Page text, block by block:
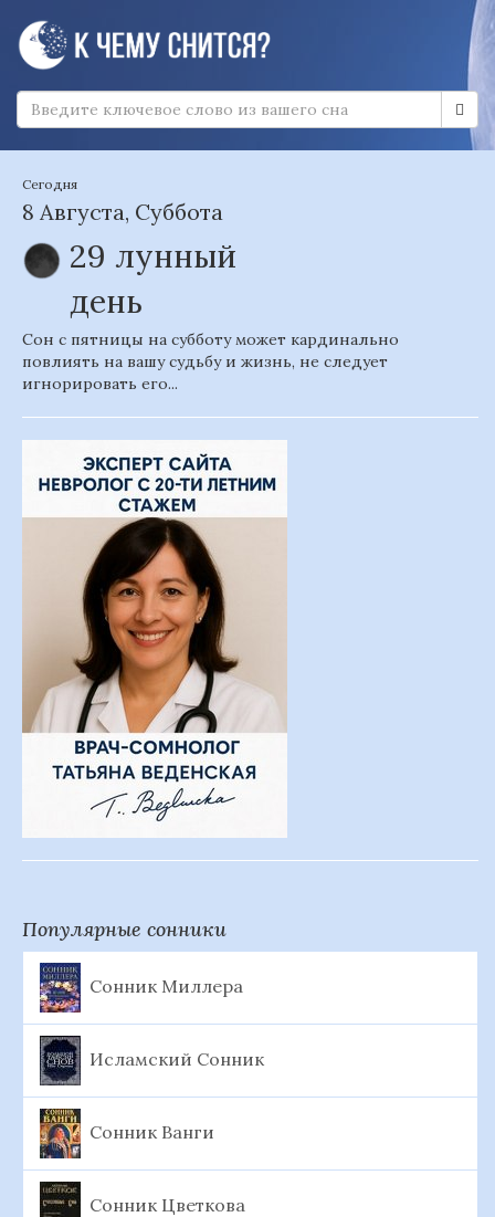
Сегодня
8 Августа, Суббота
29 лунный
день
Сон с пятницы на субботу может кардинально
повлиять на вашу судьбу и жизнь, не следует
игнорировать его...
Популярные сонники
Сонник Миллера
Исламский Сонник
Сонник Ванги
Сонник Цветкова